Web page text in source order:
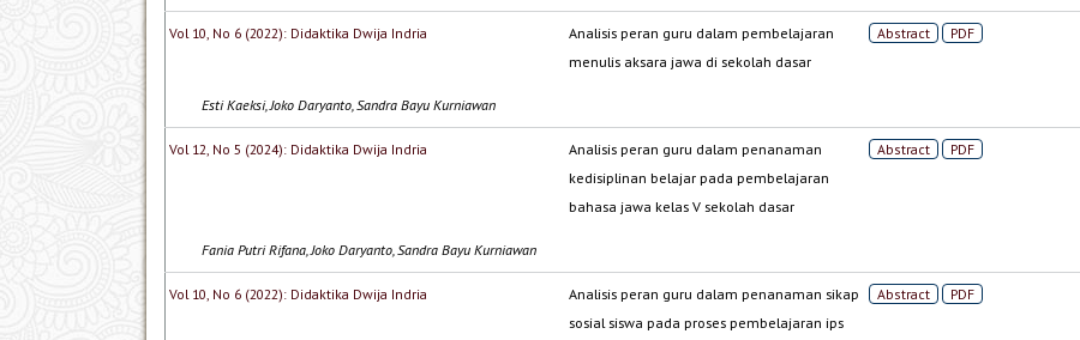
Vol 10, No 6 (2022): Didaktika Dwija Indria
Analisis peran guru dalam pembelajaran
menulis aksara jawa di sekolah dasar
Abstract PDF
Esti Kaeksi, Joko Daryanto, Sandra Bayu Kurniawan
Vol 12, No 5 (2024): Didaktika Dwija Indria
Analisis peran guru dalam penanaman
kedisiplinan belajar pada pembelajaran
bahasa jawa kelas V sekolah dasar
Abstract PDF
Fania Putri Rifana, Joko Daryanto, Sandra Bayu Kurniawan
Vol 10, No 6 (2022): Didaktika Dwija Indria
Analisis peran guru dalam penanaman sikap
sosial siswa pada proses pembelajaran ips
Abstract PDF